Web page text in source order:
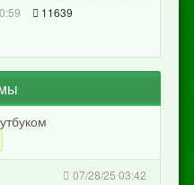
11639
07/28/25 03:42